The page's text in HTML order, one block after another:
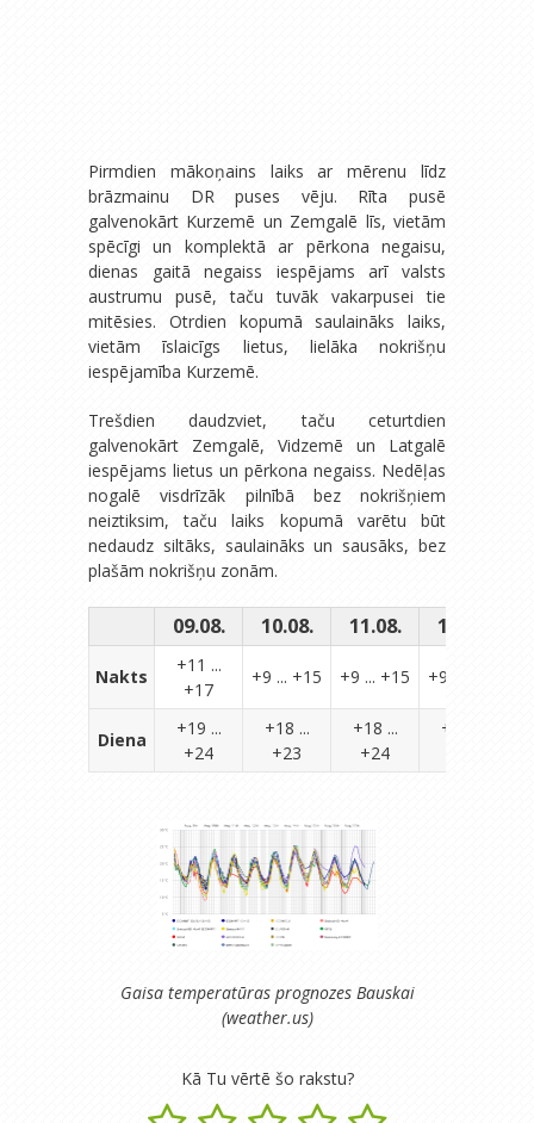
Pirmdien mākoņains laiks ar mērenu līdz
brāzmainu DR puses vēju. Rīta pusē
galvenokārt Kurzemē un Zemgalē līs, vietām
spēcīgi un komplektā ar pērkona negaisu,
dienas gaitā negaiss iespējams arī valsts
austrumu pusē, taču tuvāk vakarpusei tie
mitēsies. Otrdien kopumā saulaināks laiks,
vietām īslaicīgs lietus, lielāka nokrišņu
iespējamība Kurzemē.
Trešdien daudzviet, taču ceturtdien
galvenokārt Zemgalē, Vidzemē un Latgalē
iespējams lietus un pērkona negaiss. Nedēļas
nogalē visdrīzāk pilnībā bez nokrišņiem
neiztiksim, taču laiks kopumā varētu būt
nedaudz siltāks, saulaināks un sausāks, bez
plašām nokrišņu zonām.
09.08. 10.08. 11.08. 12.08.
Nakts
+11 ...
+17
+9 ... +15 +9 ... +15 +9 ... +15
Diena
+19 ...
+24
+18 ...
+23
+18 ...
+24
+18 ...
Gaisa temperatūras prognozes Bauskai
(weather.us)
Kā Tu vērtē šo rakstu?